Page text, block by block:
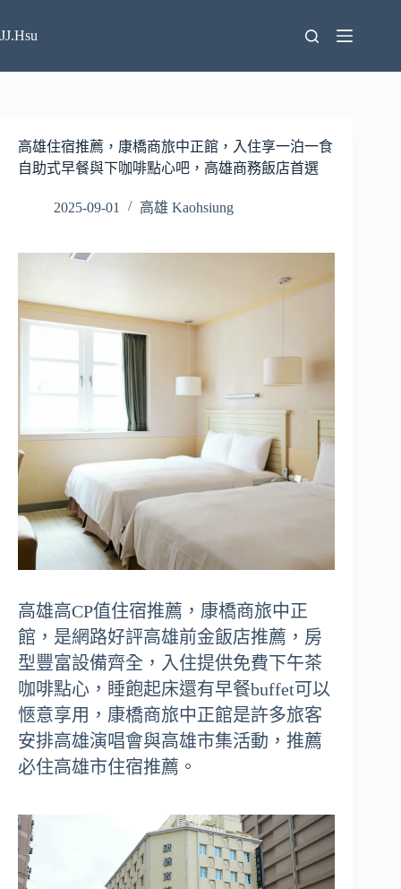
至
要
JJ.Hsu
高雄住宿推薦，康橋商旅中正館，入住享一泊一食
自助式早餐與下咖啡點心吧，高雄商務飯店首選
2025-09-01 高雄 Kaohsiung
高雄高CP值住宿推薦，康橋商旅中正
館，是網路好評高雄前金飯店推薦，房
型豐富設備齊全，入住提供免費下午茶
咖啡點心，睡飽起床還有早餐buffet可以
愜意享用，康橋商旅中正館是許多旅客
安排高雄演唱會與高雄市集活動，推薦
必住高雄市住宿推薦。